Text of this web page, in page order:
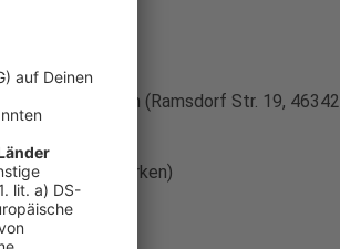
Rathaus Velen (Ramsdorf Str. 19, 46342
5, 46325 Borken)